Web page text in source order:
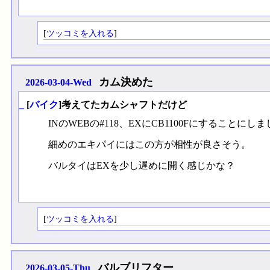
[ツッコミを入れる]
2026-03-04-Wed カム決めた
[バイク]考えてたカムシャフトだけど
INのWEBの#118、EXにCB1100Fにすることにしま
細めのエキパイにはこの方が相性が良さそう。
バルタイはEXを少し遅めに開く感じかな？
[ツッコミを入れる]